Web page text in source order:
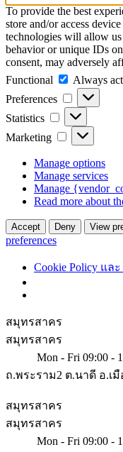
To provide the best
store and/or access
technologies will allow us
behavior or unique IDs
consent, may adversely
Functional
Functional
Always
Preferences
Preferences
Statistics Statistics
Marketing Marketing
Manage options
Manage services
Manage
Read more about
Accept Deny View
preferences
Cookie Policy และ
สมุทรสาคร
สมุทรสาคร
Mon - Fri 09:00 -
ถ.พระราม2 ต.นาดี อ.เ
สมุทรสาคร
สมุทรสาคร
Mon - Fri 09:00 -